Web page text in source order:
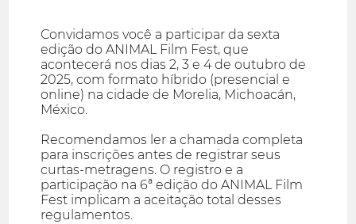
Convidamos você a participar da sexta
edição do ANIMAL Film Fest, que
acontecerá nos dias 2, 3 e 4 de outubro de
2025, com formato híbrido (presencial e
online) na cidade de Morelia, Michoacán,
México.
Recomendamos ler a chamada completa
para inscrições antes de registrar seus
curtas-metragens. O registro e a
participação na 6ª edição do ANIMAL Film
Fest implicam a aceitação total desses
regulamentos.